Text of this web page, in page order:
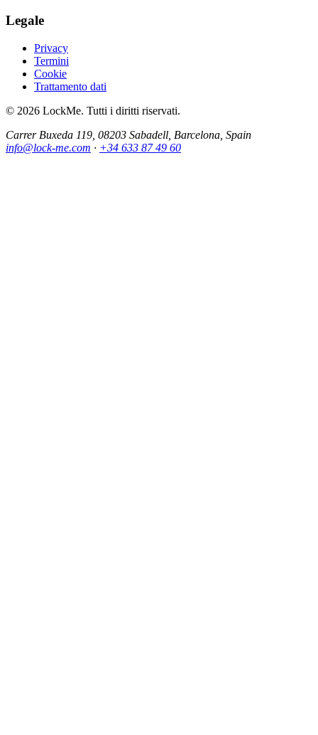
Legale
Privacy
Termini
Cookie
Trattamento dati
© 2026 LockMe. Tutti i diritti riservati.
Carrer Buxeda 119, 08203 Sabadell, Barcelona, Spain
info@lock-me.com · +34 633 87 49 60